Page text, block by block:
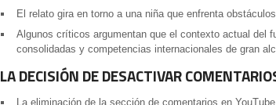
El relato gira en torno a una niña que enfrenta
Algunos críticos argumentan que el contexto actual del
consolidadas y competencias internacionales de gran
LA DECISIÓN DE DESACTIVAR
La eliminación de la sección de comentarios en